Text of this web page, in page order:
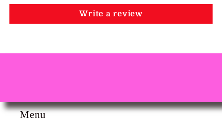
Write a review
Menu